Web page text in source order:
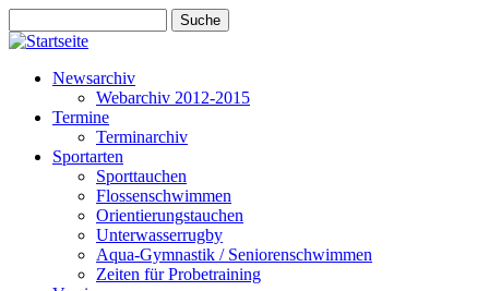
Suchformular
Newsarchiv
Webarchiv 2012-2015
Termine
Terminarchiv
Sportarten
Sporttauchen
Flossenschwimmen
Orientierungstauchen
Unterwasserrugby
Aqua-Gymnastik / Seniorenschwimmen
Zeiten für Probetraining